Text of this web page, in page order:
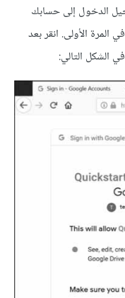
الدخول إلى حسابك
على جوجل عند استيراد وحدة EZSheets في المرة الأولى. انقر بعد
الشكل التالي: